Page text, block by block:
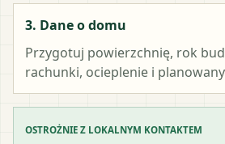
3. Dane o domu
Przygotuj powierzchnię, rok
rachunki, ocieplenie i
OSTROŻNIE Z LOKALNYM KONTAKTEM